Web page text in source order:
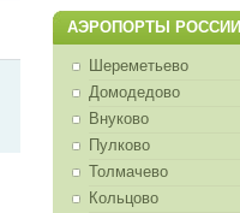
АЭРОПОРТЫ РОССИИ
Шереметьево
Домодедово
Внуково
Пулково
Толмачево
Кольцово